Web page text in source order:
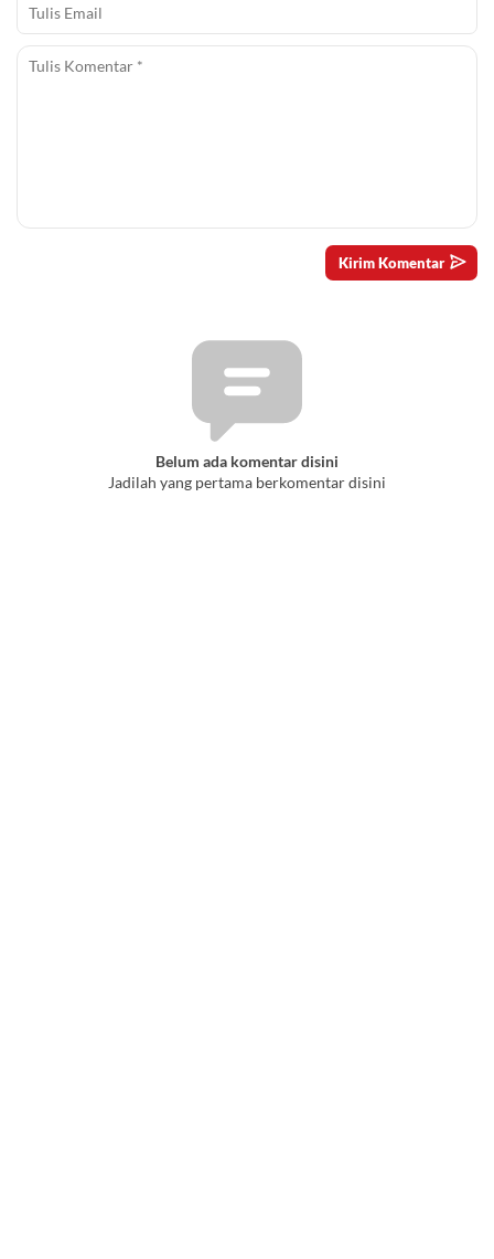
Belum ada komentar disini
Jadilah yang pertama berkomentar disini